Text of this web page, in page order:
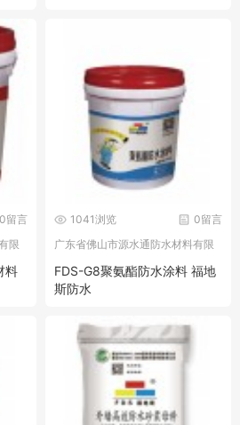
0留言
限
料
0留言
1041浏览
广东省佛山市源水通防水材料有限
FDS-G8聚氨酯防水涂料 福地
斯防水